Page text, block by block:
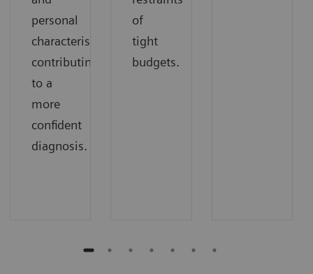
personal
characteristics
contributing
to a
more
confident
diagnosis.
of
tight
budgets.